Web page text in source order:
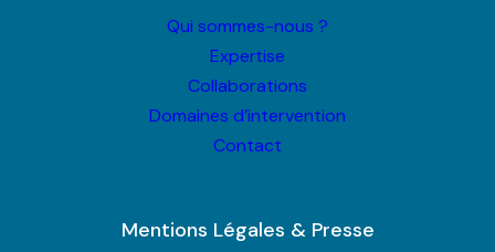
Qui sommes-nous ?
Expertise
Collaborations
Domaines d’intervention
Contact
Mentions Légales & Presse